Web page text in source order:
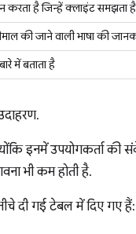
करता है जिन्हें क्लाइंट समझता है
की जाने वाली भाषा की
में बताता है
इनमें उपयोगकर्ता की
भी कम होती है.
दी गई टेबल में दिए गए हैं: